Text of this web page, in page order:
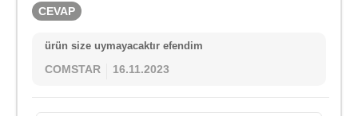
CEVAP
ürün size uymayacaktır efendim
COMSTAR 16.11.2023